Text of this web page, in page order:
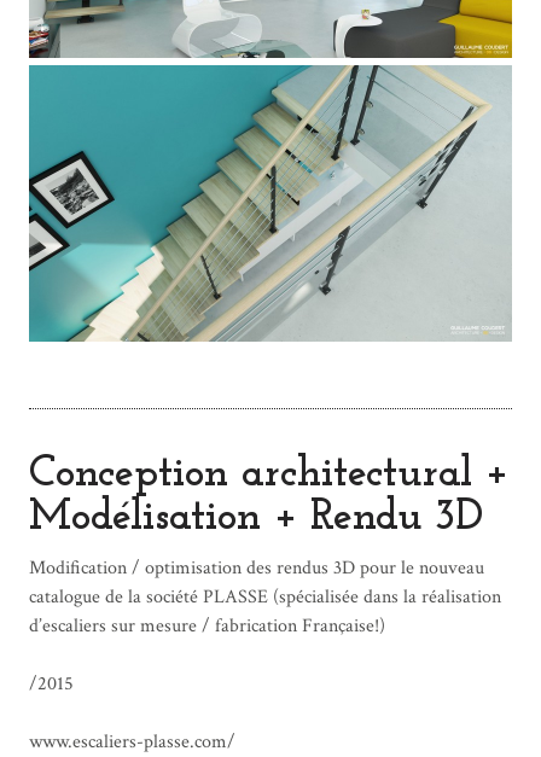
Conception architectural +
Modélisation + Rendu 3D
Modification / optimisation des rendus 3D pour le nouveau
catalogue de la société PLASSE (spécialisée dans la réalisation
d’escaliers sur mesure / fabrication Française!)
/2015
www.escaliers-plasse.com/